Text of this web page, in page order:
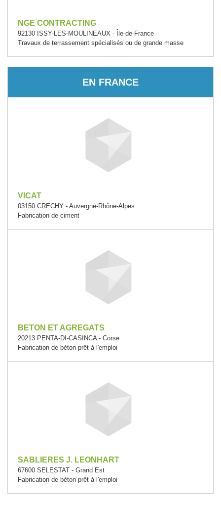
NGE CONTRACTING
92130 ISSY-LES-MOULINEAUX - Île-de-France
Travaux de terrassement spécialisés ou de grande masse
EN FRANCE
VICAT
03150 CRECHY - Auvergne-Rhône-Alpes
Fabrication de ciment
BETON ET AGREGATS
20213 PENTA-DI-CASINCA - Corse
Fabrication de béton prêt à l'emploi
SABLIERES J. LEONHART
67600 SELESTAT - Grand Est
Fabrication de béton prêt à l'emploi